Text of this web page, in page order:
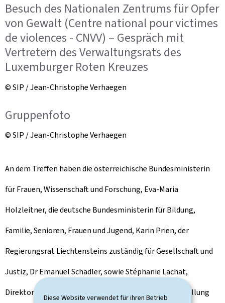
Diese Website verwendet für ihren Betrieb
Besuch des Nationalen Zentrums für Opfer
von Gewalt (Centre national pour victimes
de violences - CNVV) – Gespräch mit
Vertretern des Verwaltungsrats des
Luxemburger Roten Kreuzes
© SIP / Jean-Christophe Verhaegen
Gruppenfoto
© SIP / Jean-Christophe Verhaegen
An dem Treffen haben die österreichische Bundesministerin
für Frauen, Wissenschaft und Forschung, Eva-Maria
Holzleitner, die deutsche Bundesministerin für Bildung,
Familie, Senioren, Frauen und Jugend, Karin Prien, der
Regierungsrat Liechtensteins zuständig für Gesellschaft und
Justiz, Dr Emanuel Schädler, sowie Stéphanie Lachat,
Direktorin des Eidgenössischen Büros für die Gleichstellung